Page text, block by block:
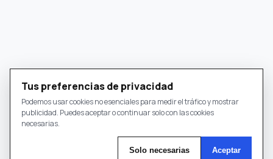
Tus preferencias de privacidad
Podemos usar cookies no esenciales para medir el tráfico y mostrar
publicidad. Puedes aceptar o continuar solo con las cookies
necesarias.
Solo necesarias Aceptar